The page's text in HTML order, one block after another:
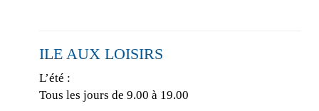
ILE AUX LOISIRS
L’été :
Tous les jours de 9.00 à 19.00